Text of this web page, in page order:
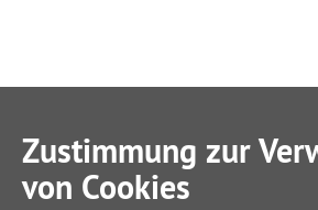
Zustimmung zur
von Cookies